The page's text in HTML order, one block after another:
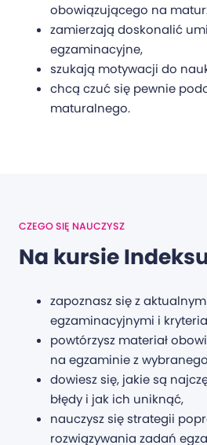
obowiązującego na
zamierzają doskonalić
egzaminacyjne,
szukają motywacji do
chcą czuć się pewnie
maturalnego.
CZEGO SIĘ NAUCZYSZ
Na kursie
zapoznasz się z
egzaminacyjnymi i
powtórzysz materiał
na egzaminie z
dowiesz się, jakie są
błędy i jak ich uniknąć,
nauczysz się strategii
rozwiązywania zadań